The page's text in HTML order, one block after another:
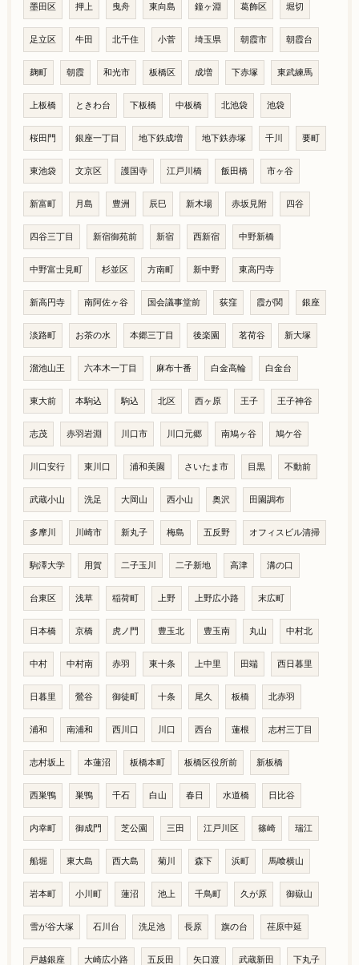
墨田区 押上 曳舟 東向島 鐘ヶ淵 葛飾区 堀切
足立区 牛田 北千住 小菅 埼玉県 朝霞市 朝霞台
麹町 朝霞 和光市 板橋区 成増 下赤塚 東武練馬
上板橋 ときわ台 下板橋 中板橋 北池袋 池袋
桜田門 銀座一丁目 地下鉄成増 地下鉄赤塚 千川 要町
東池袋 文京区 護国寺 江戸川橋 飯田橋 市ヶ谷
新富町 月島 豊洲 辰巳 新木場 赤坂見附 四谷
四谷三丁目 新宿御苑前 新宿 西新宿 中野新橋
中野富士見町 杉並区 方南町 新中野 東高円寺
新高円寺 南阿佐ヶ谷 国会議事堂前 荻窪 霞が関 銀座
淡路町 お茶の水 本郷三丁目 後楽園 茗荷谷 新大塚
溜池山王 六本木一丁目 麻布十番 白金高輪 白金台
東大前 本駒込 駒込 北区 西ヶ原 王子 王子神谷
志茂 赤羽岩淵 川口市 川口元郷 南鳩ヶ谷 鳩ケ谷
川口安行 東川口 浦和美園 さいたま市 目黒 不動前
武蔵小山 洗足 大岡山 西小山 奥沢 田園調布
多摩川 川崎市 新丸子 梅島 五反野 オフィスビル清掃
駒澤大学 用賀 二子玉川 二子新地 高津 溝の口
台東区 浅草 稲荷町 上野 上野広小路 末広町
日本橋 京橋 虎ノ門 豊玉北 豊玉南 丸山 中村北
中村 中村南 赤羽 東十条 上中里 田端 西日暮里
日暮里 鶯谷 御徒町 十条 尾久 板橋 北赤羽
浦和 南浦和 西川口 川口 西台 蓮根 志村三丁目
志村坂上 本蓮沼 板橋本町 板橋区役所前 新板橋
西巣鴨 巣鴨 千石 白山 春日 水道橋 日比谷
内幸町 御成門 芝公園 三田 江戸川区 篠崎 瑞江
船堀 東大島 西大島 菊川 森下 浜町 馬喰横山
岩本町 小川町 蓮沼 池上 千鳥町 久が原 御嶽山
雪が谷大塚 石川台 洗足池 長原 旗の台 荏原中延
戸越銀座 大崎広小路 五反田 矢口渡 武蔵新田 下丸子